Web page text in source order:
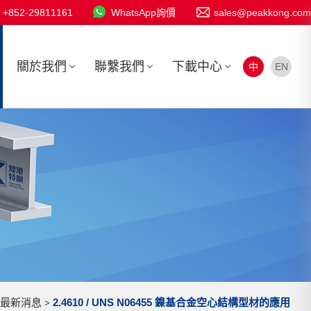
sales@peakkong.com
WhatsApp詢價
+852-29811161
關於我們 聯繫我們 下載中心 中 EN
最新消息 > 2.4610 / UNS N06455 鎳基合金空心結構型材的應用